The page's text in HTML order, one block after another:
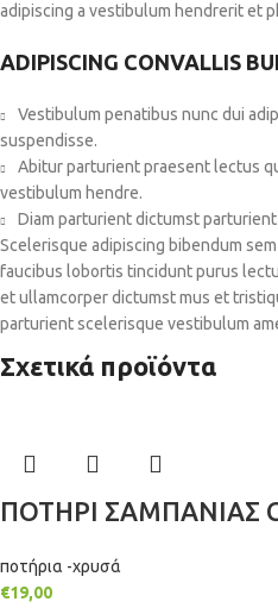
adipiscing a vestibulum hendrerit et
ADIPISCING CONVALLIS
Vestibulum penatibus nunc dui
suspendisse.
Abitur parturient praesent lectus
vestibulum hendre.
Diam parturient dictumst
Scelerisque adipiscing bibendum
faucibus lobortis tincidunt purus
et ullamcorper dictumst mus et
parturient scelerisque vestibulum
Σχετικά προϊόντα
ΠΟΤΗΡΙ ΣΑΜΠΑΝΙΑΣ
ποτήρια -χρυσά
€19,00